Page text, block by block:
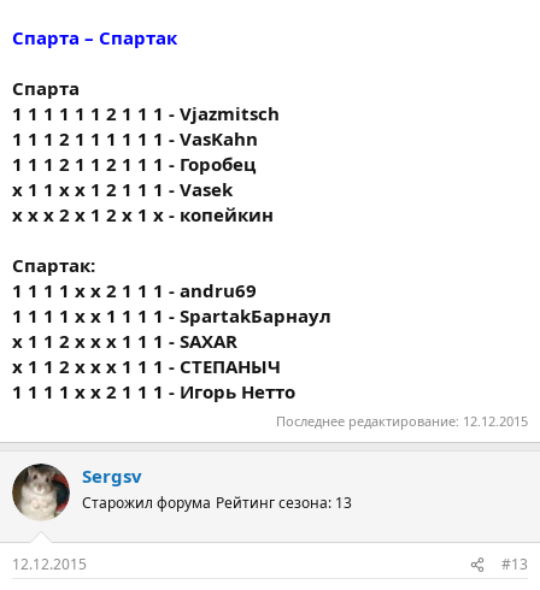
Спарта – Спартак
Спарта
1 1 1 1 1 1 2 1 1 1 - Vjazmitsch
1 1 1 2 1 1 1 1 1 1 - VasKahn
1 1 1 2 1 1 2 1 1 1 - Горобец
x 1 1 x x 1 2 1 1 1 - Vasek
х х х 2 х 1 2 х 1 х - копейкин
Спартак:
1 1 1 1 x x 2 1 1 1 - andru69
1 1 1 1 x x 1 1 1 1 - SpartakБарнаул
x 1 1 2 x x x 1 1 1 - SAXAR
x 1 1 2 x x x 1 1 1 - СТЕПАНЫЧ
1 1 1 1 x x 2 1 1 1 - Игорь Нетто
Последнее редактирование: 12.12.2015
Sergsv
Старожил форума Рейтинг сезона: 13
12.12.2015 #13